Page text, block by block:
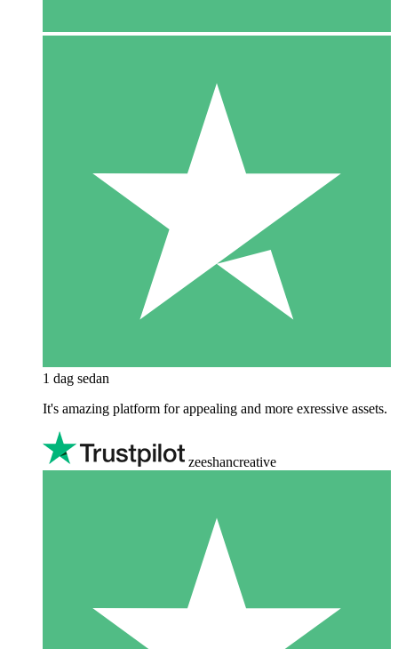
1 dag sedan
It's amazing platform for appealing and more exressive assets.
zeeshancreative